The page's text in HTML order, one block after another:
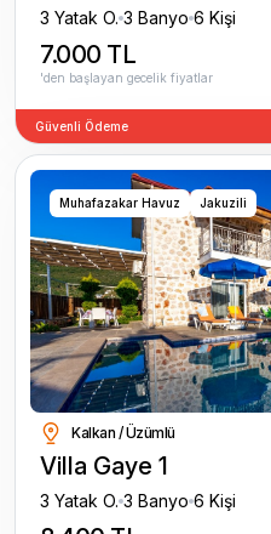
3 Yatak O. 3 Banyo 6 Kişi
7.000 TL
'den başlayan gecelik fiyatlar
Güvenli Ödeme
Muhafazakar Havuz Jakuzili
Kalkan / Üzümlü
Villa Gaye 1
3 Yatak O. 3 Banyo 6 Kişi